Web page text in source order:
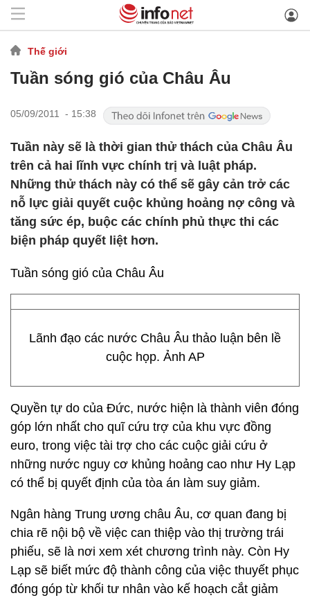
Thế giới
Tuần sóng gió của Châu Âu
05/09/2011 - 15:38
Tuần này sẽ là thời gian thử thách của Châu Âu
trên cả hai lĩnh vực chính trị và luật pháp.
Những thử thách này có thể sẽ gây cản trở các
nỗ lực giải quyết cuộc khủng hoảng nợ công và
tăng sức ép, buộc các chính phủ thực thi các
biện pháp quyết liệt hơn.
Tuần sóng gió của Châu Âu
Lãnh đạo các nước Châu Âu thảo luận bên lề
cuộc họp. Ảnh AP
Quyền tự do của Đức, nước hiện là thành viên đóng
góp lớn nhất cho quĩ cứu trợ của khu vực đồng
euro, trong việc tài trợ cho các cuộc giải cứu ở
những nước nguy cơ khủng hoảng cao như Hy Lạp
có thể bị quyết định của tòa án làm suy giảm.
Ngân hàng Trung ương châu Âu, cơ quan đang bị
chia rẽ nội bộ về việc can thiệp vào thị trường trái
phiếu, sẽ là nơi xem xét chương trình này. Còn Hy
Lạp sẽ biết mức độ thành công của việc thuyết phục
đóng góp từ khối tư nhân vào kế hoạch cắt giảm